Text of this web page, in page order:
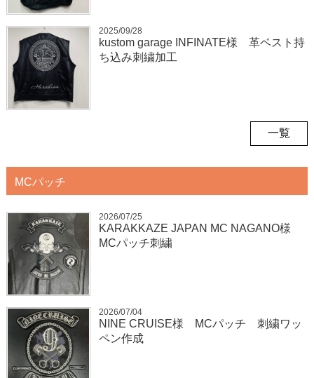
2025/09/28
kustom garage INFINATE様 革ベスト持
ち込み刺繍加工
一覧
MCパッチ
2026/07/25
KARAKKAZE JAPAN MC NAGANO様
MCパッチ刺繍
2026/07/04
NINE CRUISE様 MCパッチ 刺繍ワッ
ペン作成